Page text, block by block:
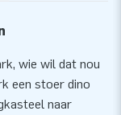
wie wil dat nou
een stoer dino
naar